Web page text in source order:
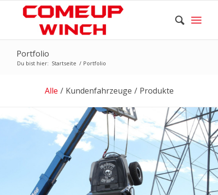
Portfolio
Du bist hier: Startseite / Portfolio
Alle / Kundenfahrzeuge / Produkte